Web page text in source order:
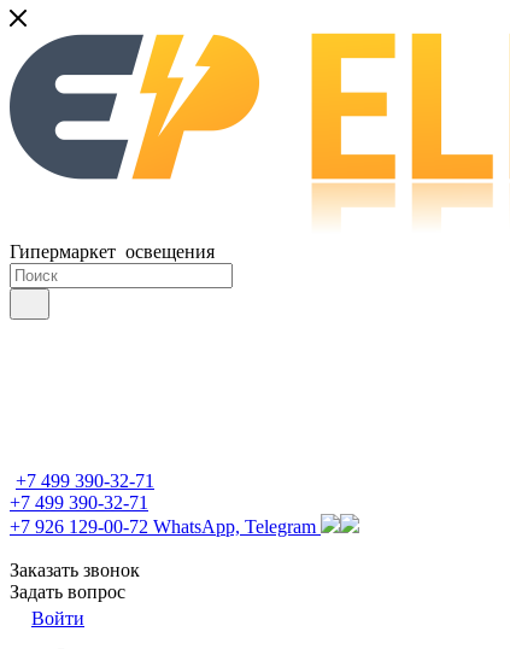
Гипермаркет освещения
+7 499 390-32-71
+7 499 390-32-71
+7 926 129-00-72 WhatsApp, Telegram
Заказать звонок
Задать вопрос
Войти